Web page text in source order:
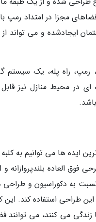
مجزا در امتداد
ایجادشده و می تواند
رمپ، راه پله، یک
ای در محیط منازل نیز
فوق العاده بلندپروازانه
به دکوراسیون و طراحی
طراحی استفاده کند.
می کنند، می توانند